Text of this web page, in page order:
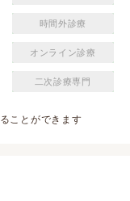
時間外診療
オンライン診療
二次診療専門
ことができます